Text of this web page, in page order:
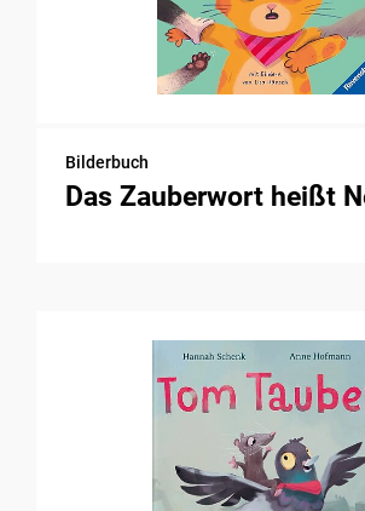
Bilderbuch
Das Zauberwort heißt